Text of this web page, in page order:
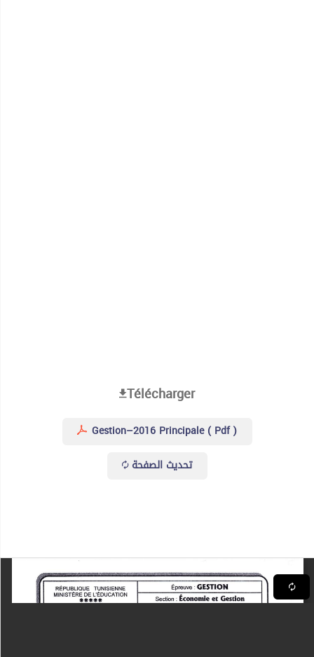
Télécharger
Gestion–2016 Principale ( Pdf )
تحديث الصفحة